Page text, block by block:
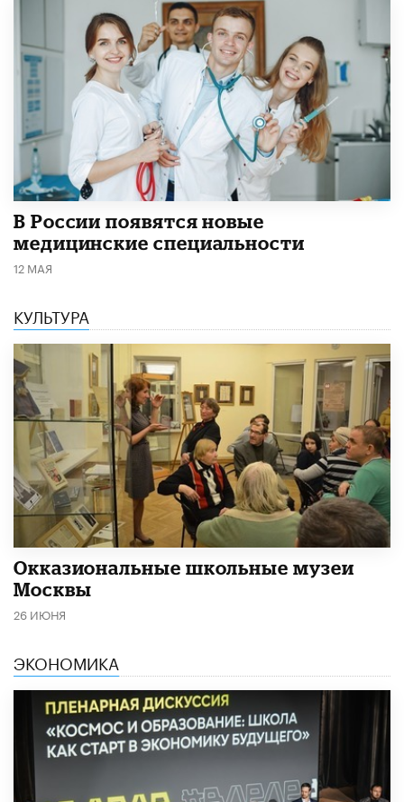
В России появятся новые
медицинские специальности
12 МАЯ
КУЛЬТУРА
​Окказиональные школьные музеи
Москвы
26 ИЮНЯ
ЭКОНОМИКА